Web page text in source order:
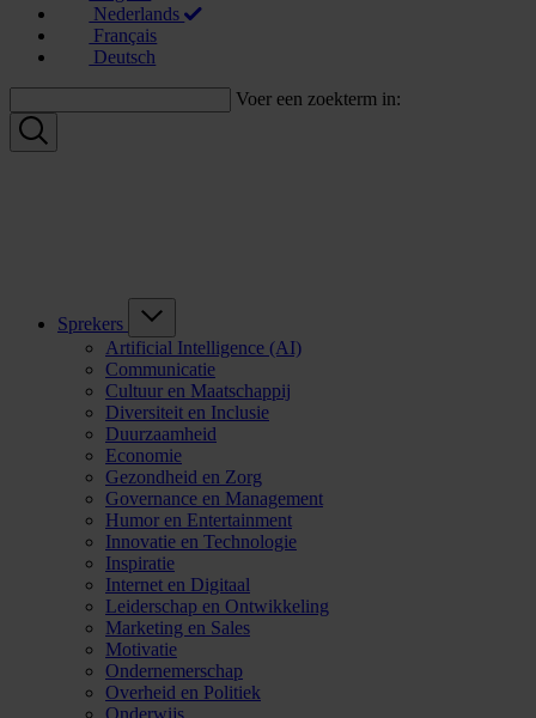
Nederlands
Français
Deutsch
Voer een zoekterm in:
Sprekers
Artificial Intelligence (AI)
Communicatie
Cultuur en Maatschappij
Diversiteit en Inclusie
Duurzaamheid
Economie
Gezondheid en Zorg
Governance en Management
Humor en Entertainment
Innovatie en Technologie
Inspiratie
Internet en Digitaal
Leiderschap en Ontwikkeling
Marketing en Sales
Motivatie
Ondernemerschap
Overheid en Politiek
Onderwijs